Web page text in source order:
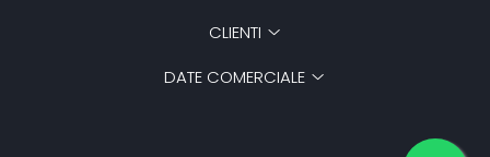
CLIENTI
DATE COMERCIALE